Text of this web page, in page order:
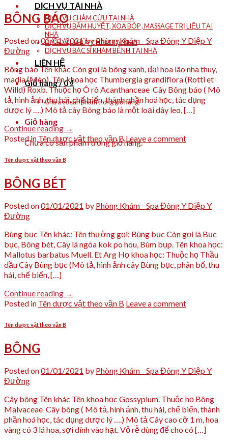
DỊCH VỤ TẠI NHÀ
DỊCH VỤ CHÂM CỨU TẠI NHÀ
DỊCH VỤ BẤM HUYỆT, XOA BÓP , MASSAGE TRỊ LIỆU TẠI
NHÀ
DỊCH VỤ THỦY CHÂM TẠI NHÀ
DỊCH VỤ BÁC SĨ KHÁM BỆNH TẠI NHÀ
LIÊN HỆ
Giỏ hàng /0₫
Chưa có sản phẩm trong giỏ hàng.
Giỏ hàng
Chưa có sản phẩm trong giỏ hàng.
BÔNG BÁO
Posted on01/01/2021byPhòng Khám _ Spa Đông Y Diệp Y
Đường
Bông báo Tên khác Còn gọi là bông xanh, đại hoa lão nha thuy,
madia (Mèo). Tên khoa học Thumbergia grandiflora (Rottl et
Willd) Roxb. Thuộc họ Ô rô Acanthanceae Cây Bông báo ( Mô
tả, hình ảnh, thu hái, chế biến, thành phần hoá học, tác dụng
dược lý ….) Mô tả cây Bông báo là một loại dây leo, […]
Continue reading →
Posted in Tên dược vật theo vần B Leave a comment
Tên dược vật theo vần B
BÔNG BÉT
Posted on01/01/2021 by Phòng Khám _ Spa Đông Y Diệp Y
Đường
Bùng bục Tên khác: Tên thường gọi: Bùng bục Còn gọi là Bục
bục, Bông bét, Cây lá ngõa kok po hou, Bùm bụp. Tên khoa học:
Mallotus barbatus Muell. Et Arg Họ khoa học: Thuộc họ Thầu
dầu Cây Bùng bục (Mô tả, hình ảnh cây Bùng bục, phân bố, thu
hái, chế biến, […]
Continue reading →
Posted in Tên dược vật theo vần B Leave a comment
Tên dược vật theo vần B
BÔNG
Posted on01/01/2021 by Phòng Khám _ Spa Đông Y Diệp Y
Đường
Cây bông Tên khác Tên khoa học Gossypium. Thuộc họ Bông
Malvaceae Cây bông ( Mô tả, hình ảnh, thu hái, chế biến, thành
phần hoá học, tác dụng dược lý ….) Mô tả Cây cao cỡ 1 m, hoa
vàng có 3 lá hoa, sợi dính vào hạt. Vỏ rễ dùng để cho có […]